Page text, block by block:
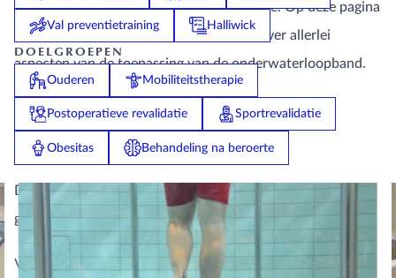
verspreiden van kennis over hydrotherapie. Op deze pagina
treft u meer diepgaande informatie aan over allerlei
aspecten van de toepassing van de onderwaterloopband.
De bewezen voordelen van een
onderwaterloopband
De onderwaterloopband van EWAC Medical biedt een
groot aantal voordelen.
Voordeel
Val preventietraining Halliwick
DOELGROEPEN
Ouderen Mobiliteitstherapie
Postoperatieve revalidatie Sportrevalidatie
Obesitas Behandeling na beroerte